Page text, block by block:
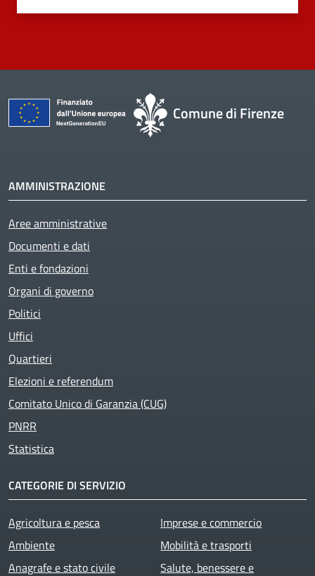
Comune di Firenze
AMMINISTRAZIONE
Aree amministrative
Documenti e dati
Enti e fondazioni
Organi di governo
Politici
Uffici
Quartieri
Elezioni e referendum
Comitato Unico di Garanzia (CUG)
PNRR
Statistica
CATEGORIE DI SERVIZIO
Agricoltura e pesca
Ambiente
Anagrafe e stato civile
Imprese e commercio
Mobilità e trasporti
Salute, benessere e